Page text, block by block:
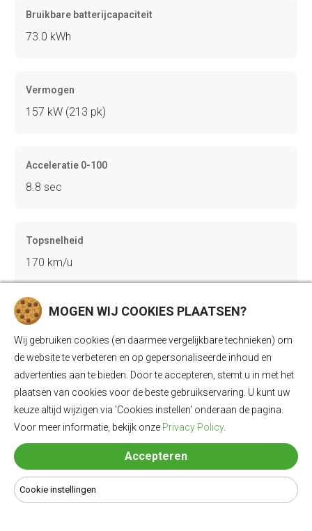
Bruikbare batterijcapaciteit
73.0 kWh
Vermogen
157 kW (213 pk)
Acceleratie 0-100
8.8 sec
Topsnelheid
170 km/u
Gewicht
2183 kg
Bagageruimte
588 Ll
4542 mm
MOGEN WIJ COOKIES PLAATSEN?
Wij gebruiken cookies (en daarmee vergelijkbare technieken) om
de website te verbeteren en op gepersonaliseerde inhoud en
advertenties aan te bieden. Door te accepteren, stemt u in met het
plaatsen van cookies voor de beste gebruikservaring. U kunt uw
keuze altijd wijzigen via 'Cookies instellen' onderaan de pagina.
Voor meer informatie, bekijk onze Privacy Policy.
Accepteren
Cookie instellingen